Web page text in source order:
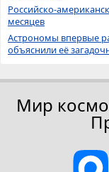
Российско-
месяцев
Астрономы впервые
объяснили её
Мир